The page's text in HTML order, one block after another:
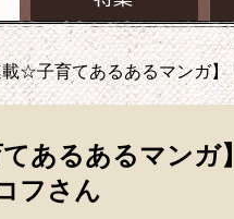
☆子育てあるあるマンガ】
あるあるマンガ
フさん